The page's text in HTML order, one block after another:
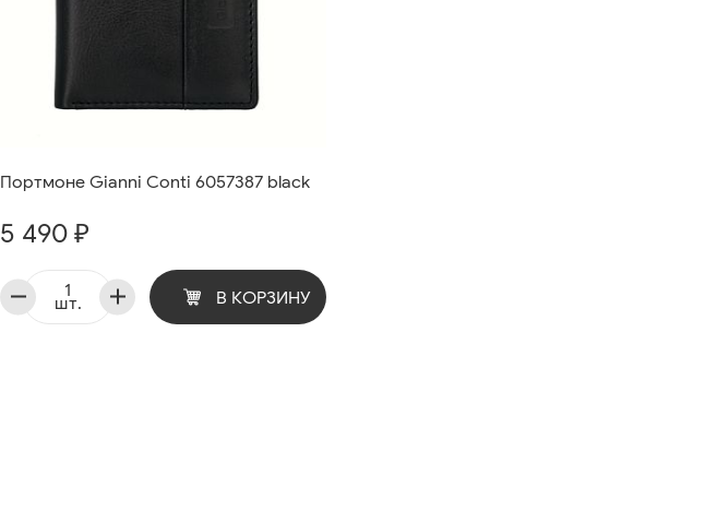
Портмоне Gianni Conti 6057387 black
5 490 ₽
шт. В КОРЗИНУ